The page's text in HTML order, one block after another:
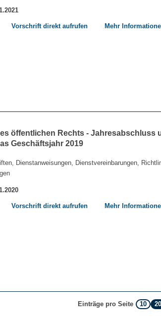
Vorschrift direkt aufrufen Mehr
öffentlichen Rechts - Jahresabschluss
Geschäftsjahr 2019
Dienstanweisungen, Dienstvereinbarungen,
Vorschrift direkt aufrufen Mehr
Einträge pro Seite 10 20